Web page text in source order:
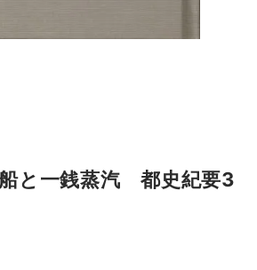
と一銭蒸汽 都史紀要3